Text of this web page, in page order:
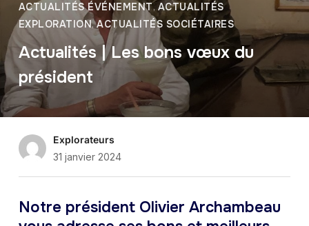
ACTUALITÉS ÉVÉNEMENT,ACTUALITÉS
EXPLORATION,ACTUALITÉS SOCIÉTAIRES
Actualités | Les bons vœux du
président
Explorateurs
31 janvier 2024
Notre président Olivier Archambeau